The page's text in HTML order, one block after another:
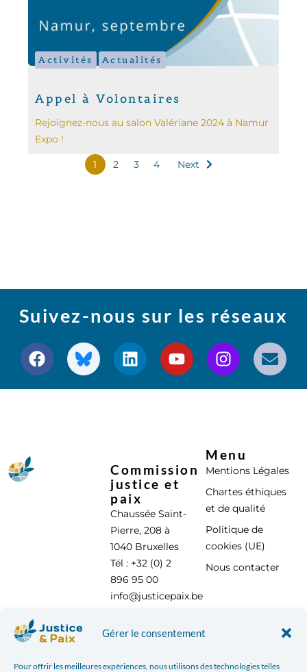
Gérer le consentement
Pour offrir les meilleures expériences, nous utilisons des technologies telles
Activités Actualités
Appel à Volontaires
Rejoignez-nous au salon Valériane 2024 à Namur
Expo !
1 2 3 4 Next
Suivez-nous sur les réseaux
Commission
justice et
paix
Chaussée Saint-
Pierre, 208 à
1040 Bruxelles
Tél : +32 (0) 2
896 95 00
info@justicepaix.be
Menu
Mentions Légales
Chartes éthiques
et de qualité
Politique de
cookies (UE)
Nous contacter